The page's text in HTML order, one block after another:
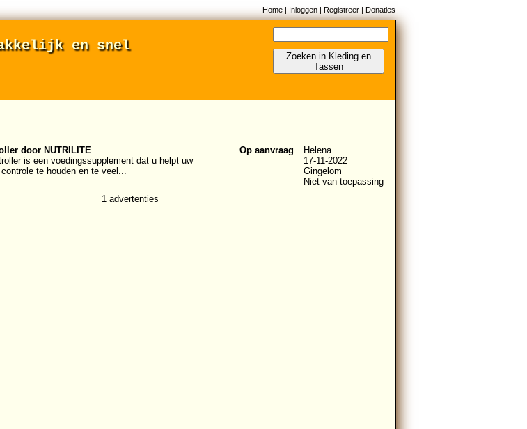
Home| Inloggen| Registreer| Donaties
Zoeken in Kleding en
Tassen
en snel
door NUTRILITE
is een voedingssupplement dat u helpt uw
te houden en te veel...
Op aanvraag
Helena
17-11-2022
Gingelom
Niet van toepassing
1 advertenties